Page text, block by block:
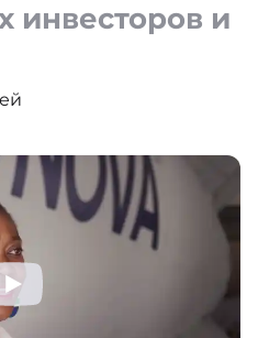
инвесторов и